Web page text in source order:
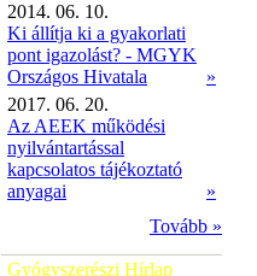
2014. 06. 10.
Ki állítja ki a gyakorlati
pont igazolást? - MGYK
Országos Hivatala
»
2017. 06. 20.
Az AEEK működési
nyilvántartással
kapcsolatos tájékoztató
anyagai
»
Tovább »
Gyógyszerészi Hírlap